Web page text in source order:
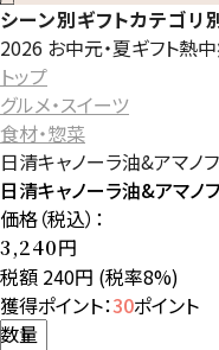
シーン別ギフトカテゴリ
2026 お中元・夏ギフト熱
トップ
グルメ・スイーツ
食材・惣菜
日清キャノーラ油&アマノ
日清キャノーラ油&アマノ
価格（税込）：
3,240円
税額 240円 (税率8%)
獲得ポイント：30ポイント
数量